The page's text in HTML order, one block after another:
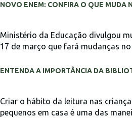
NOVO ENEM: CONFIRA O QUE MUDA
Ministério da Educação divulgou
17 de março que fará mudanças
ENTENDA A IMPORTÂNCIA DA
Criar o hábito da leitura nas
pequenos em casa é uma das